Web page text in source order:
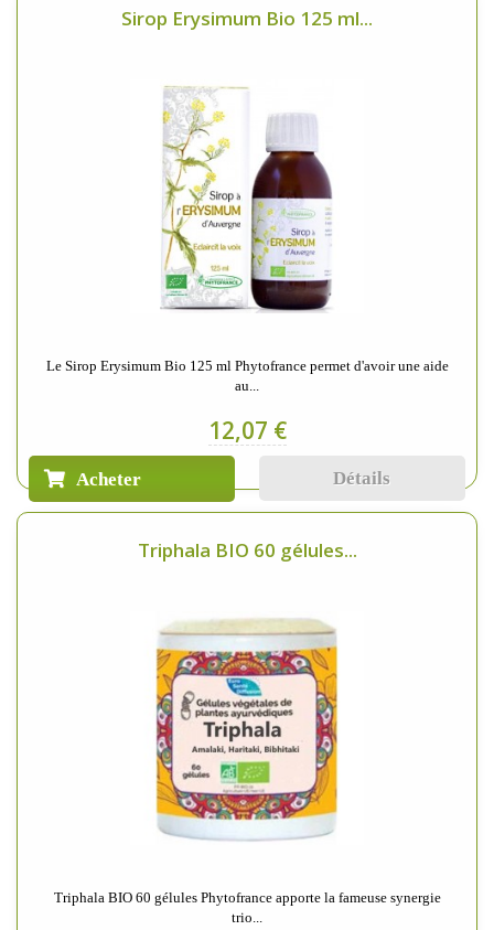
Sirop Erysimum Bio 125 ml...
Le Sirop Erysimum Bio 125 ml Phytofrance permet d'avoir une aide
au...
12,07 €
Acheter Détails
Triphala BIO 60 gélules...
Triphala BIO 60 gélules Phytofrance apporte la fameuse synergie
trio...